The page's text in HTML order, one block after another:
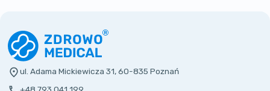
ul. Adama Mickiewicza 31, 60-835 Poznań
+48 793 041 199